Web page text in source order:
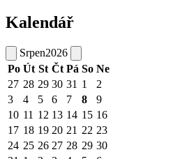
Kalendář
Srpen2026
Po Út St Čt Pá So Ne
27 28 29 30 31 1
2
3
4 5 6 7 8
9
10 11 12 13 14 15 16
17 18 19 20 21 22 23
24 25 26 27 28 29 30